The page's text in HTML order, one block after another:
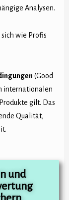
Analysen.
wie Profis
(Good
internationalen
gilt. Das
Qualität,
und